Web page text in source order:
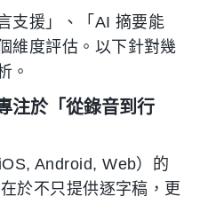
支援」、「AI 摘要能
維度評估。以下針對幾
。
注於「從錄音到行
Android, Web）的
於不只提供逐字稿，更